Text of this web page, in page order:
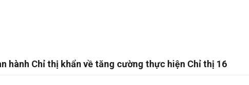
hành Chỉ thị khẩn về tăng cường thực hiện Chỉ thị 16